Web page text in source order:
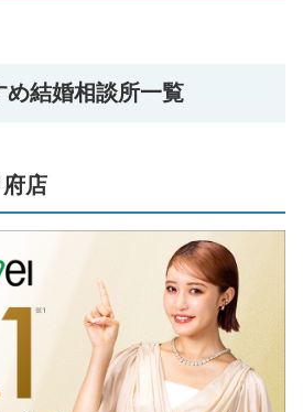
甲府支社
開型結婚相談所一覧
イト山梨
ライト山梨
型結婚相談所一覧
イダル 甲府
バー
め結婚相談所一覧
店